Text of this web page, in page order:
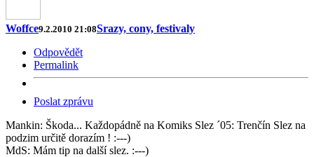
Woffce9.2.2010 21:08Srazy, cony, festivaly
Odpovědět
Permalink
Poslat zprávu
Mankin: Škoda... Každopádně na Komiks Slez ´05: Trenčín Slez na
podzim určitě dorazím ! :---)
MdS: Mám tip na další slez. :---)